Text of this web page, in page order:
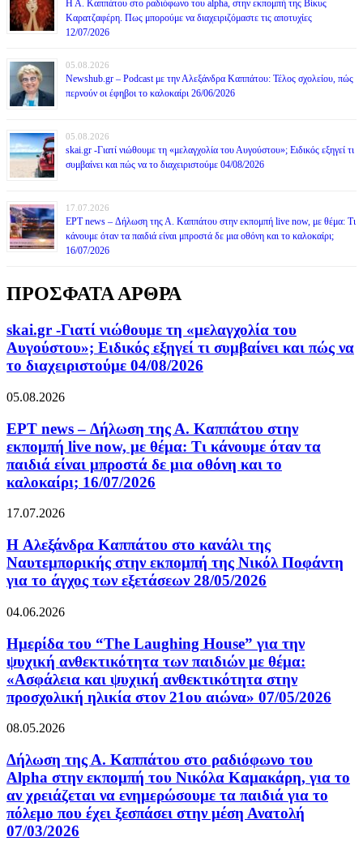
Η Α. Καππάτου στο ραδιόφωνο του alpha, στην εκπομπή της Βίκυς
Καρατζαφέρη. Πως μπορούμε να διαχειριζόμαστε τις αποτυχίες
12/07/2026
05.08.2026
Newshub.gr – Podcast με την Αλεξάνδρα Καππάτου: Τέλος σχολείου, πώς
περνούν οι έφηβοι το καλοκαίρι 26/06/2026
05.08.2026
skai.gr -Γιατί νιώθουμε τη «μελαγχολία του Αυγούστου»; Ειδικός εξηγεί τι
συμβαίνει και πώς να το διαχειριστούμε 04/08/2026
17.07.2026
ΕΡΤ news – Δήλωση της Α. Καππάτου στην εκπομπή live now, με θέμα: Τι
κάνουμε όταν τα παιδιά είναι μπροστά δε μια οθόνη και το καλοκαίρι;
16/07/2026
ΠΡΟΣΦΑΤΑ ΑΡΘΡΑ
skai.gr -Γιατί νιώθουμε τη «μελαγχολία του
Αυγούστου»; Ειδικός εξηγεί τι συμβαίνει και πώς να
το διαχειριστούμε 04/08/2026
05.08.2026
ΕΡΤ news – Δήλωση της Α. Καππάτου στην
εκπομπή live now, με θέμα: Τι κάνουμε όταν τα
παιδιά είναι μπροστά δε μια οθόνη και το
καλοκαίρι; 16/07/2026
17.07.2026
H Αλεξάνδρα Καππάτου στο κανάλι της
Ναυτεμπορικής στην εκπομπή της Νικόλ Ποφάντη
για το άγχος των εξετάσεων 28/05/2026
04.06.2026
Ημερίδα του “The Laughing House” για την
ψυχική ανθεκτικότητα των παιδιών με θέμα:
«Ασφάλεια και ψυχική ανθεκτικότητα στην
προσχολική ηλικία στον 21ου αιώνα» 07/05/2026
08.05.2026
Δήλωση της Α. Καππάτου στο ραδιόφωνο του
Alpha στην εκπομπή του Νικόλα Καμακάρη, για το
αν χρειάζεται να ενημερώσουμε τα παιδιά για το
πόλεμο που έχει ξεσπάσει στην μέση Ανατολή
07/03/2026